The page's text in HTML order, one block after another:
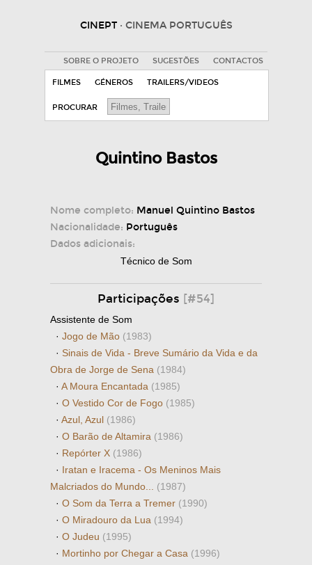
CINEPT · CINEMA PORTUGUÊS
SOBRE O PROJETO SUGESTÕES CONTACTOS
FILMES GÉNEROS TRAILERS/VIDEOS
PROCURAR
Quintino Bastos
Nome completo: Manuel Quintino Bastos
Nacionalidade: Português
Dados adicionais:
Técnico de Som
Participações [#54]
Assistente de Som
· Jogo de Mão (1983)
· Sinais de Vida - Breve Sumário da Vida e da
Obra de Jorge de Sena (1984)
· A Moura Encantada (1985)
· O Vestido Cor de Fogo (1985)
· Azul, Azul (1986)
· O Barão de Altamira (1986)
· Repórter X (1986)
· Iratan e Iracema - Os Meninos Mais
Malcriados do Mundo... (1987)
· O Som da Terra a Tremer (1990)
· O Miradouro da Lua (1994)
· O Judeu (1995)
· Mortinho por Chegar a Casa (1996)